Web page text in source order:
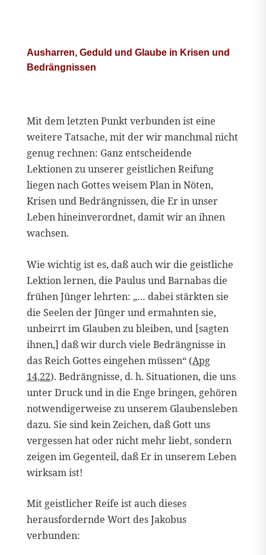
Ausharren, Geduld und Glaube in Krisen und
Bedrängnissen
Mit dem letzten Punkt verbunden ist eine
weitere Tatsache, mit der wir manchmal nicht
genug rechnen: Ganz entscheidende
Lektionen zu unserer geistlichen Reifung
liegen nach Gottes weisem Plan in Nöten,
Krisen und Bedrängnissen, die Er in unser
Leben hineinverordnet, damit wir an ihnen
wachsen.
Wie wichtig ist es, daß auch wir die geistliche
Lektion lernen, die Paulus und Barnabas die
frühen Jünger lehrten: „… dabei stärkten sie
die Seelen der Jünger und ermahnten sie,
unbeirrt im Glauben zu bleiben, und [sagten
ihnen,] daß wir durch viele Bedrängnisse in
das Reich Gottes eingehen müssen“ (Apg
14,22). Bedrängnisse, d. h. Situationen, die uns
unter Druck und in die Enge bringen, gehören
notwendigerweise zu unserem Glaubensleben
dazu. Sie sind kein Zeichen, daß Gott uns
vergessen hat oder nicht mehr liebt, sondern
zeigen im Gegenteil, daß Er in unserem Leben
wirksam ist!
Mit geistlicher Reife ist auch dieses
herausfordernde Wort des Jakobus
verbunden: